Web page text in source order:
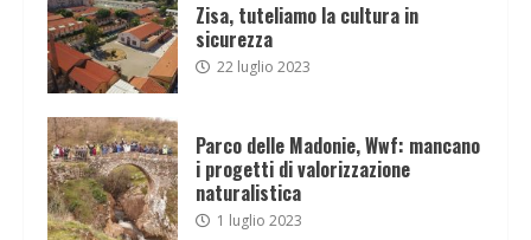
Zisa, tuteliamo la cultura in
sicurezza
22 luglio 2023
Parco delle Madonie, Wwf: mancano
i progetti di valorizzazione
naturalistica
1 luglio 2023